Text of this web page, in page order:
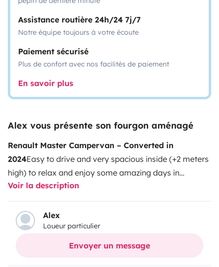
Assistance routière 24h/24 7j/7
Notre équipe toujours à votre écoute
Paiement sécurisé
Plus de confort avec nos facilités de paiement
En savoir plus
Alex vous présente son fourgon aménagé
Renault Master Campervan – Converted in
2024Easy to drive and very spacious inside (+2 meters
high) to relax and enjoy some amazing days in
Lanzarote· Large bed convertible into a sofa, offering
more space and a comfortable interior. Ideal for
eating, working remotely, or simply resting.
kitchen + pan, pot, cutlery, coffee maker, and more.
Removable indoor table.
Voir la description
Alex
Loueur particulier
Envoyer un message